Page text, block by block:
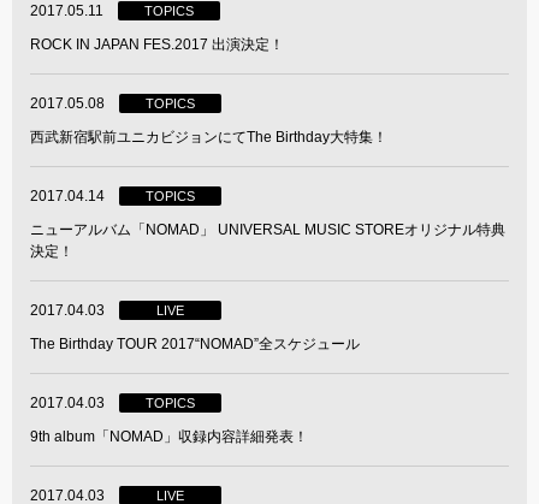
2017.05.11 TOPICS
ROCK IN JAPAN FES.2017 出演決定！
2017.05.08 TOPICS
西武新宿駅前ユニカビジョンにてThe Birthday大特集！
2017.04.14 TOPICS
ニューアルバム「NOMAD」 UNIVERSAL MUSIC STOREオリジナル特典
決定！
2017.04.03 LIVE
The Birthday TOUR 2017“NOMAD”全スケジュール
2017.04.03 TOPICS
9th album「NOMAD」収録内容詳細発表！
2017.04.03 LIVE